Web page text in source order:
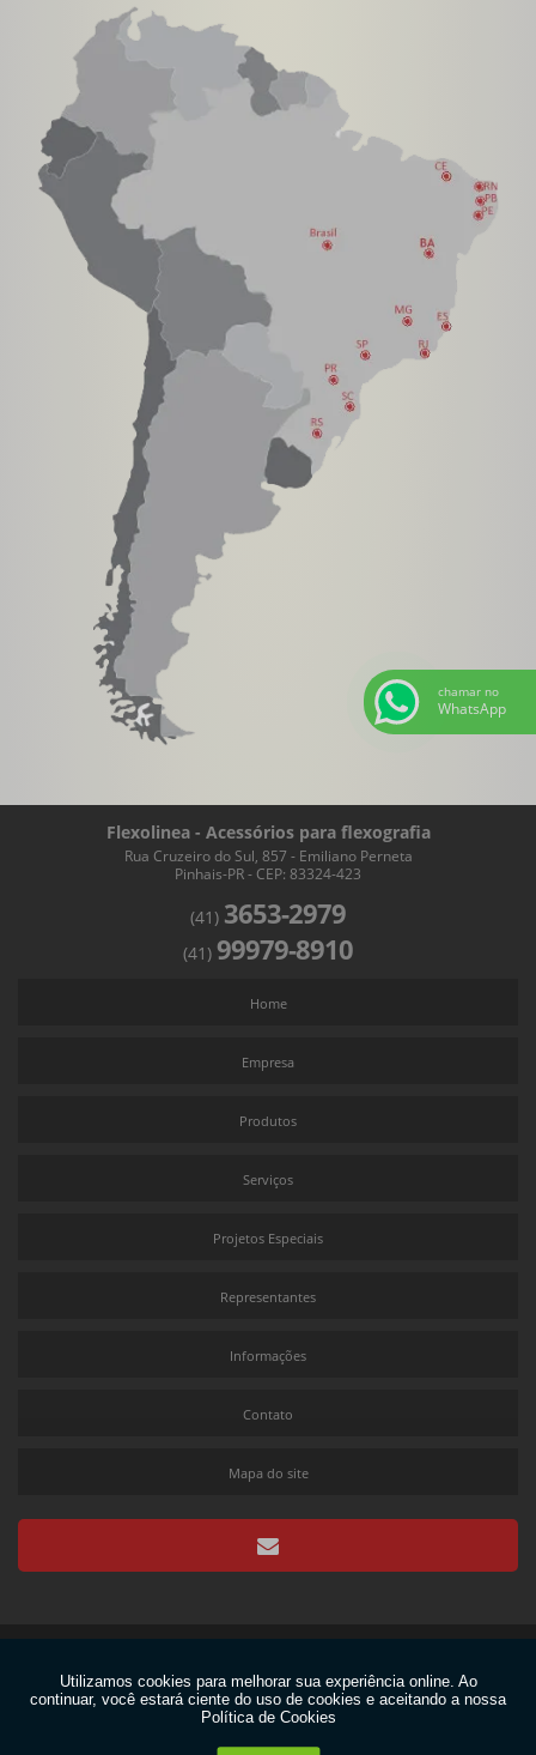
Flexolinea - Acessórios para flexografia
Rua Cruzeiro do Sul, 857 - Emiliano Perneta
Pinhais-PR - CEP: 83324-423
(41) 3653-2979
(41) 99979-8910
Home
Empresa
Produtos
Serviços
Projetos Especiais
Representantes
Informações
Contato
Mapa do site
W3C
W3C
chamar no
WhatsApp